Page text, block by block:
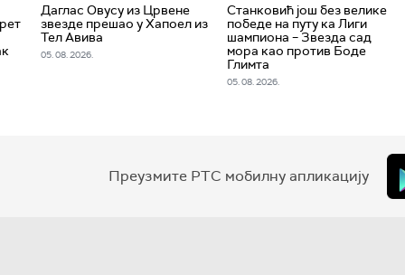
Даглас Овусу из Црвене
звезде прешао у Хапоел из
Тел Авива
05. 08. 2026.
Станковић још без велике
победе на путу ка Лиги
шампиона – Звезда сад
мора као против Боде
Глимта
05. 08. 2026.
Преузмите РТС мобилну апликацију